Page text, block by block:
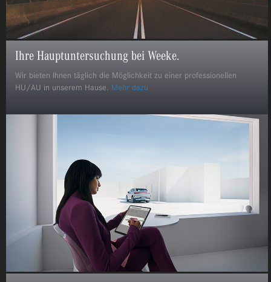
Ihre Hauptuntersuchung bei Weeke.
Wir bieten Ihnen täglich die Möglichkeit zu einer professionellen
HU/AU in unserem Hause. Mehr dazu